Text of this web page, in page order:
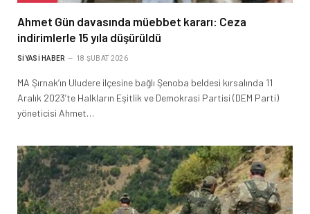
Ahmet Gün davasında müebbet kararı: Ceza
indirimlerle 15 yıla düşürüldü
SIYASI HABER 18 ŞUBAT 2026
MA Şırnak’ın Uludere ilçesine bağlı Şenoba beldesi kırsalında 11
Aralık 2023’te Halkların Eşitlik ve Demokrasi Partisi (DEM Parti)
yöneticisi Ahmet…